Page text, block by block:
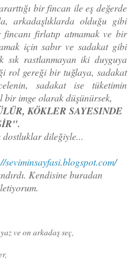
bir fincan ile eş değerde
arkadaşlıklarda olduğu gibi
firlatıp atmamak ve bir
için sabır ve sadakat gibi
sık rastlanmayan iki duyguya
rol gereği bir tuğlaya, sadakat
sadakat ise tüketimin
imge olarak düşünürsek,
KÖKLER SAYESINDE
dostluklar dileğiyle...
seviminsayfasi.blogspot.com/
Kendisine buradan
ve on arkadaş seç,